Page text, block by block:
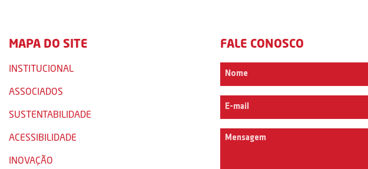
MAPA DO SITE
INSTITUCIONAL
ASSOCIADOS
SUSTENTABILIDADE
ACESSIBILIDADE
INOVAÇÃO
FALE CONOSCO